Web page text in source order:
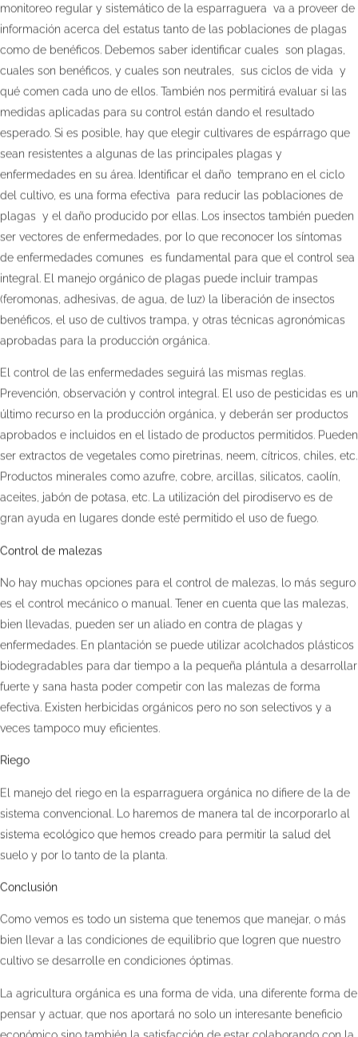
monitoreo regular y sistemático de la esparraguera va a proveer de
información acerca del estatus tanto de las poblaciones de plagas
como de benéficos. Debemos saber identificar cuales son plagas,
cuales son benéficos, y cuales son neutrales, sus ciclos de vida y
qué comen cada uno de ellos. También nos permitirá evaluar si las
medidas aplicadas para su control están dando el resultado
esperado. Si es posible, hay que elegir cultivares de espárrago que
sean resistentes a algunas de las principales plagas y
enfermedades en su área. Identificar el daño temprano en el ciclo
del cultivo, es una forma efectiva para reducir las poblaciones de
plagas y el daño producido por ellas. Los insectos también pueden
ser vectores de enfermedades, por lo que reconocer los síntomas
de enfermedades comunes es fundamental para que el control sea
integral. El manejo orgánico de plagas puede incluir trampas
(feromonas, adhesivas, de agua, de luz) la liberación de insectos
benéficos, el uso de cultivos trampa, y otras técnicas agronómicas
aprobadas para la producción orgánica.
El control de las enfermedades seguirá las mismas reglas.
Prevención, observación y control integral. El uso de pesticidas es un
último recurso en la producción orgánica, y deberán ser productos
aprobados e incluidos en el listado de productos permitidos. Pueden
ser extractos de vegetales como piretrinas, neem, cítricos, chiles, etc.
Productos minerales como azufre, cobre, arcillas, silicatos, caolín,
aceites, jabón de potasa, etc. La utilización del pirodiservo es de
gran ayuda en lugares donde esté permitido el uso de fuego.
Control de malezas
No hay muchas opciones para el control de malezas, lo más seguro
es el control mecánico o manual. Tener en cuenta que las malezas,
bien llevadas, pueden ser un aliado en contra de plagas y
enfermedades. En plantación se puede utilizar acolchados plásticos
biodegradables para dar tiempo a la pequeña plántula a desarrollar
fuerte y sana hasta poder competir con las malezas de forma
efectiva. Existen herbicidas orgánicos pero no son selectivos y a
veces tampoco muy eficientes.
Riego
El manejo del riego en la esparraguera orgánica no difiere de la de
sistema convencional. Lo haremos de manera tal de incorporarlo al
sistema ecológico que hemos creado para permitir la salud del
suelo y por lo tanto de la planta.
Conclusión
Como vemos es todo un sistema que tenemos que manejar, o más
bien llevar a las condiciones de equilibrio que logren que nuestro
cultivo se desarrolle en condiciones óptimas.
La agricultura orgánica es una forma de vida, una diferente forma de
pensar y actuar, que nos aportará no solo un interesante beneficio